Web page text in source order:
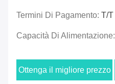
Termini Di Pagamento: T/T
Capacità Di Alimentazione:
Ottenga il migliore prezzo